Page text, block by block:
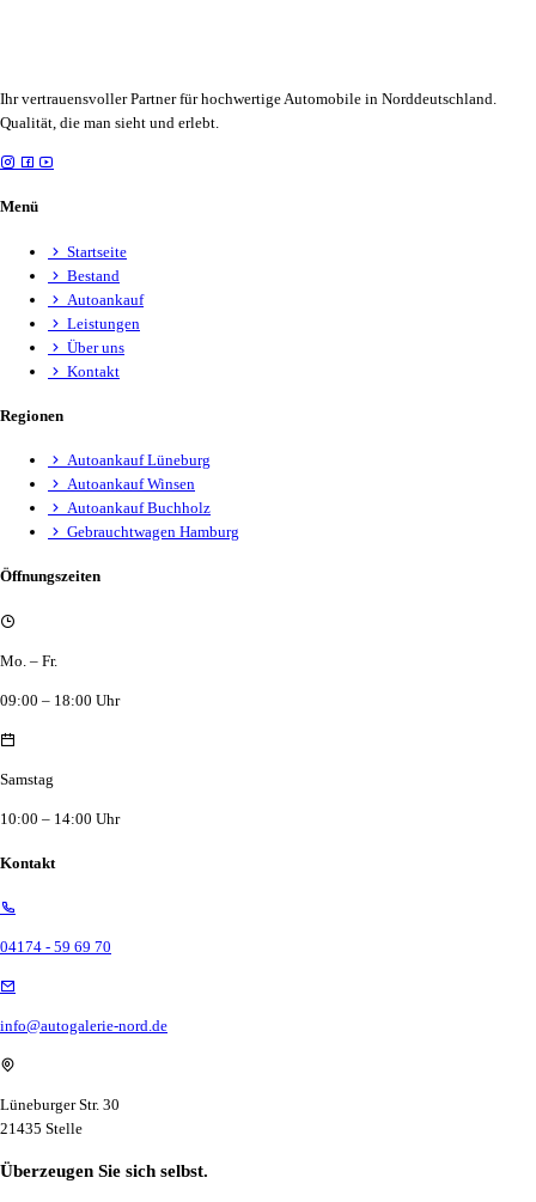
Ihr vertrauensvoller Partner für hochwertige Automobile in Norddeutschland.
Qualität, die man sieht und erlebt.
Menü
Startseite
Bestand
Autoankauf
Leistungen
Über uns
Kontakt
Regionen
Autoankauf Lüneburg
Autoankauf Winsen
Autoankauf Buchholz
Gebrauchtwagen Hamburg
Öffnungszeiten
Mo. – Fr.
09:00 – 18:00 Uhr
Samstag
10:00 – 14:00 Uhr
Kontakt
04174 - 59 69 70
info@autogalerie-nord.de
Lüneburger Str. 30
21435 Stelle
Überzeugen Sie sich selbst.